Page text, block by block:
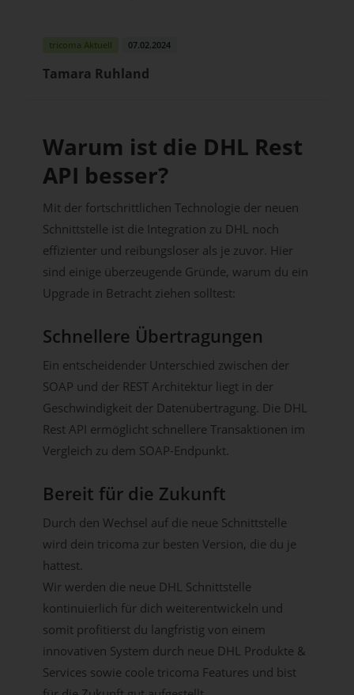
tricoma Aktuell 07.02.2024
Tamara Ruhland
Warum ist die DHL Rest
API besser?
Mit der fortschrittlichen Technologie der neuen
Schnittstelle ist die Integration zu DHL noch
effizienter und reibungsloser als je zuvor. Hier
sind einige überzeugende Gründe, warum du ein
Upgrade in Betracht ziehen solltest:
Schnellere Übertragungen
Ein entscheidender Unterschied zwischen der
SOAP und der REST Architektur liegt in der
Geschwindigkeit der Datenübertragung. Die DHL
Rest API ermöglicht schnellere Transaktionen im
Vergleich zu dem SOAP-Endpunkt.
Bereit für die Zukunft
Durch den Wechsel auf die neue Schnittstelle
wird dein tricoma zur besten Version, die du je
hattest.
Wir werden die neue DHL Schnittstelle
kontinuierlich für dich weiterentwickeln und
somit profitierst du langfristig von einem
innovativen System durch neue DHL Produkte &
Services sowie coole tricoma Features und bist